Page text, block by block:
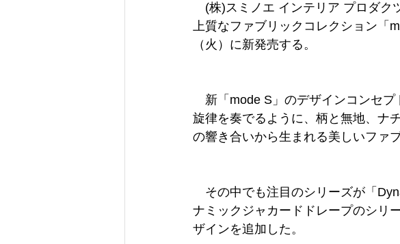
(株)スミノエ インテリア プロダク
上質なファブリックコレクション「
（火）に新発売する。
新「mode S」のデザインコンセプ
旋律を奏でるように、柄と無地、ナ
の響き合いから生まれる美しいファ
その中でも注目のシリーズが「
ナミックジャカードドレープのシリ
ザインを追加した。